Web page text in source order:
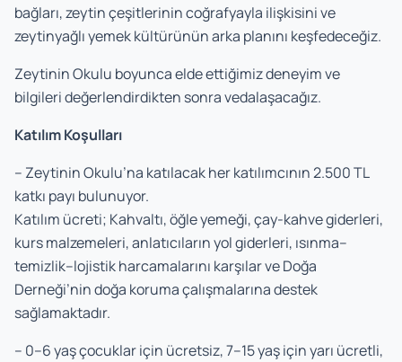
bağları, zeytin çeşitlerinin coğrafyayla ilişkisini ve
zeytinyağlı yemek kültürünün arka planını keşfedeceğiz.
Zeytinin Okulu boyunca elde ettiğimiz deneyim ve
bilgileri değerlendirdikten sonra vedalaşacağız.
Katılım Koşulları
– Zeytinin Okulu’na katılacak her katılımcının 2.500 TL
katkı payı bulunuyor.
Katılım ücreti; Kahvaltı, öğle yemeği, çay-kahve giderleri,
kurs malzemeleri, anlatıcıların yol giderleri, ısınma–
temizlik–lojistik harcamalarını karşılar ve Doğa
Derneği’nin doğa koruma çalışmalarına destek
sağlamaktadır.
– 0–6 yaş çocuklar için ücretsiz, 7–15 yaş için yarı ücretli,